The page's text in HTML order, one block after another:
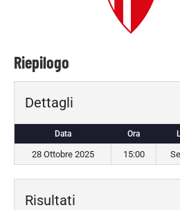
Riepilogo
Dettagli
Data Ora
28 Ottobre 2025 15:00
Risultati